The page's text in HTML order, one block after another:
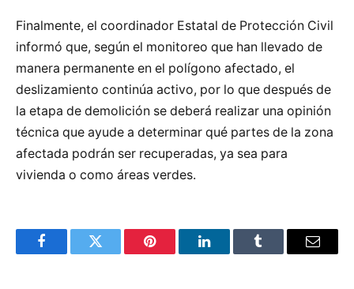
Finalmente, el coordinador Estatal de Protección Civil
informó que, según el monitoreo que han llevado de
manera permanente en el polígono afectado, el
deslizamiento continúa activo, por lo que después de
la etapa de demolición se deberá realizar una opinión
técnica que ayude a determinar qué partes de la zona
afectada podrán ser recuperadas, ya sea para
vivienda o como áreas verdes.
FacebookTwitter Pinterest LinkedInTumblr Email